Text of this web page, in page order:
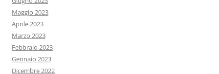
Maggio 2023
Aprile 2023
Marzo 2023
Febbraio 2023
Gennaio 2023
Dicembre 2022